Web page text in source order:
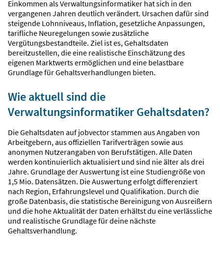
Einkommen als Verwaltungsinformatiker hat sich in den
vergangenen Jahren deutlich verändert. Ursachen dafür sind
steigende Lohnniveaus, Inflation, gesetzliche Anpassungen,
tarifliche Neuregelungen sowie zusätzliche
Vergütungsbestandteile. Ziel ist es, Gehaltsdaten
bereitzustellen, die eine realistische Einschätzung des
eigenen Marktwerts ermöglichen und eine belastbare
Grundlage für Gehaltsverhandlungen bieten.
Wie aktuell sind die
Verwaltungsinformatiker Gehaltsdaten?
Die Gehaltsdaten auf jobvector stammen aus Angaben von
Arbeitgebern, aus offiziellen Tarifverträgen sowie aus
anonymen Nutzerangaben von Berufstätigen. Alle Daten
werden kontinuierlich aktualisiert und sind nie älter als drei
Jahre. Grundlage der Auswertung ist eine Studiengröße von
1,5 Mio. Datensätzen. Die Auswertung erfolgt differenziert
nach Region, Erfahrungslevel und Qualifikation. Durch die
große Datenbasis, die statistische Bereinigung von Ausreißern
und die hohe Aktualität der Daten erhältst du eine verlässliche
und realistische Grundlage für deine nächste
Gehaltsverhandlung.